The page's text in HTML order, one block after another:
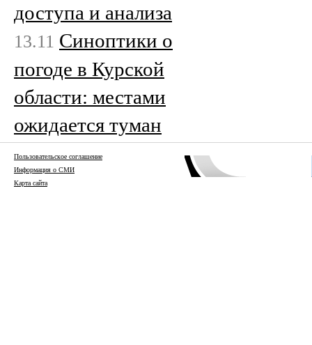
доступа и анализа
13.11 Cиноптики о
погоде в Курской
области: местами
ожидается туман
Пользовательское соглашение
Информация о СМИ
Карта сайта